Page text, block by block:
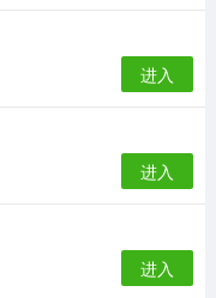
进入
进入
进入